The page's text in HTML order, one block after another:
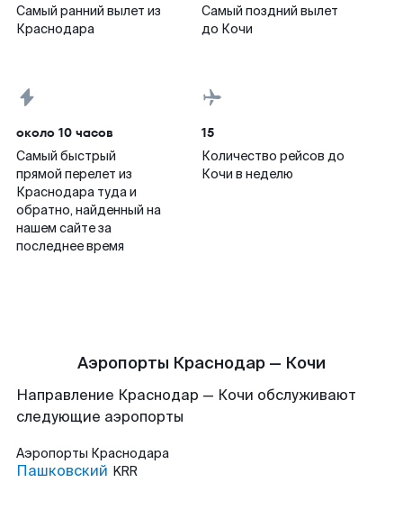
Самый ранний вылет из
Краснодара
Самый поздний вылет
до Кочи
около 10 часов
Самый быстрый
прямой перелет из
Краснодара туда и
обратно, найденный на
нашем сайте за
последнее время
15
Количество рейсов до
Кочи в неделю
Аэропорты Краснодар — Кочи
Направление Краснодар — Кочи обслуживают
следующие аэропорты
Аэропорты Краснодара
Пашковский KRR